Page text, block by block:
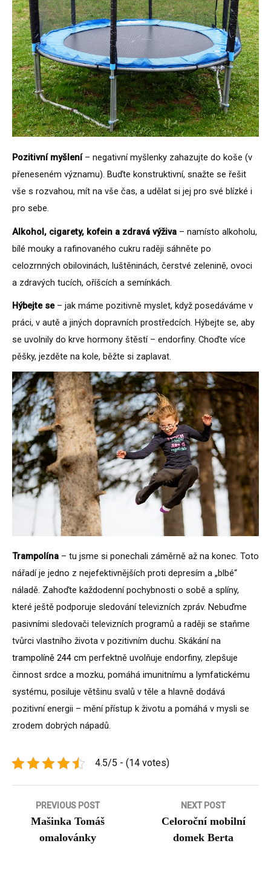
Pozitivní myšlení– negativní myšlenky zahazujte do koše (v
přeneseném významu). Buďte konstruktivní, snažte se řešit
vše s rozvahou, mít na vše čas, a udělat si jej pro své blízké i
pro sebe.
Alkohol, cigarety, kofein a zdravá výživa – namísto alkoholu,
bílé mouky a rafinovaného cukru raději sáhněte po
celozrnných obilovinách, luštěninách, čerstvé zelenině, ovoci
a zdravých tucích, oříšcích a semínkách.
Hýbejte se– jak máme pozitivně myslet, když posedáváme v
práci, v autě a jiných dopravních prostředcích. Hýbejte se, aby
se uvolnily do krve hormony štěstí – endorfiny. Choďte více
pěšky, jezděte na kole, běžte si zaplavat.
Trampolína – tu jsme si ponechali záměrně až na konec. Toto
nářadí je jedno z nejefektivnějších proti depresím a „blbé“
náladě. Zahoďte každodenní pochybnosti o sobě a splíny,
které ještě podporuje sledování televizních zpráv. Nebuďme
pasivními sledovači televizních programů a raději se staňme
tvůrci vlastního života v pozitivním duchu. Skákání na
trampolíně 244 cm perfektně uvolňuje endorfiny, zlepšuje
činnost srdce a mozku, pomáhá imunitnímu a lymfatickému
systému, posiluje většinu svalů v těle a hlavně dodává
pozitivní energii – mění přístup k životu a pomáhá v mysli se
zrodem dobrých nápadů.
4.5/5 - (14 votes)
Navigace
PREVIOUS POST
Mašinka Tomáš
omalovánky
NEXT POST
Celoroční mobilní
domek Berta